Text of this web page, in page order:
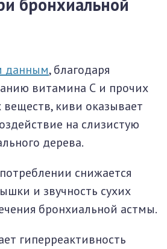
бронхиальной
данным, благодаря
витамина С и прочих
киви оказывает
на слизистую
дерева.
снижается
и звучность сухих
бронхиальной астмы.
гиперреактивность